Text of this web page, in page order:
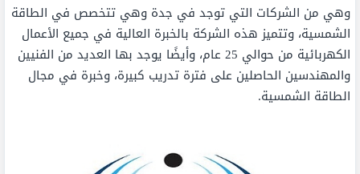
وهي من الشركات التي توجد في جدة وهي تتخصص في الطاقة
الشمسية، وتتميز هذه الشركة بالخبرة العالية في جميع الأعمال
الكهربائية من حوالي 25 عام، وأيضًا يوجد بها العديد من الفنيين
والمهندسين الحاصلين على فترة تدريب كبيرة، وخبرة في مجال
الطاقة الشمسية.